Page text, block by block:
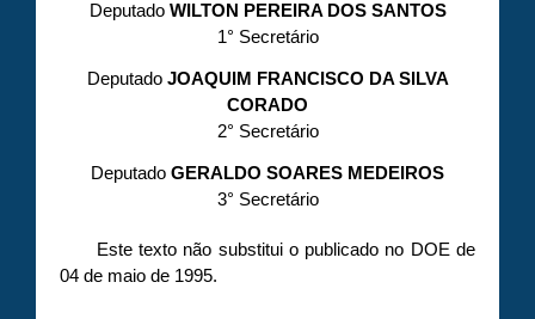
Deputado WILTON PEREIRA DOS SANTOS
1° Secretário
Deputado JOAQUIM FRANCISCO DA SILVA
CORADO
2° Secretário
Deputado GERALDO SOARES MEDEIROS
3° Secretário
Este texto não substitui o publicado no DOE de
04 de maio de 1995.